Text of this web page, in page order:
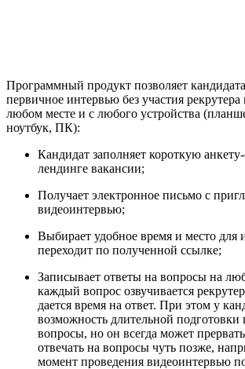
Программный продукт позволяет
первичное интервью без участия
любом месте и с любого устройства
ноутбук, ПК):
Кандидат заполняет короткую
лендинге вакансии;
Получает электронное письмо с
видеоинтервью;
Выбирает удобное время и место для
переходит по полученной ссылке;
Записывает ответы на вопросы на
каждый вопрос озвучивается
дается время на ответ. При этом у
возможность длительной подготовки
вопросы, но он всегда может
отвечать на вопросы чуть позже,
момент проведения видеоинтервью